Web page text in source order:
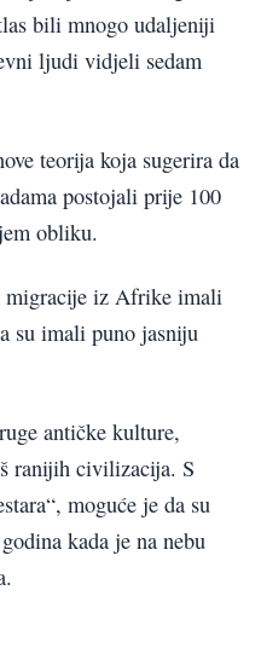
bili mnogo udaljeniji
ljudi vidjeli sedam
teorija koja sugerira da
postojali prije 100
obliku.
migracije iz Afrike imali
su imali puno jasniju
antičke kulture,
ranijih civilizacija. S
moguće je da su
kada je na nebu